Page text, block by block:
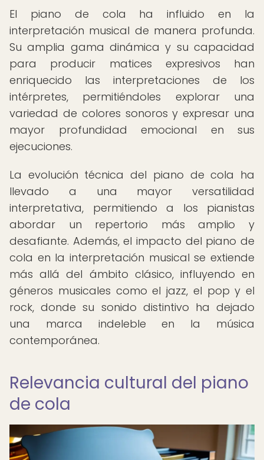
El piano de cola ha influido en la
interpretación musical de manera profunda.
Su amplia gama dinámica y su capacidad
para producir matices expresivos han
enriquecido las interpretaciones de los
intérpretes, permitiéndoles explorar una
variedad de colores sonoros y expresar una
mayor profundidad emocional en sus
ejecuciones.
La evolución técnica del piano de cola ha
llevado a una mayor versatilidad
interpretativa, permitiendo a los pianistas
abordar un repertorio más amplio y
desafiante. Además, el impacto del piano de
cola en la interpretación musical se extiende
más allá del ámbito clásico, influyendo en
géneros musicales como el jazz, el pop y el
rock, donde su sonido distintivo ha dejado
una marca indeleble en la música
contemporánea.
Relevancia cultural del piano
de cola